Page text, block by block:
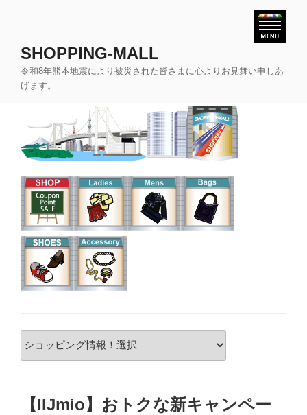
SHOPPING-MALL
令和8年熊本地震により被災された皆さまに心よりお見舞い申しあ
げます。
【IIJmio】おトクな新キャンペー